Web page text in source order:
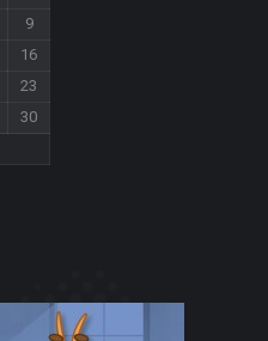
9
16
23
30